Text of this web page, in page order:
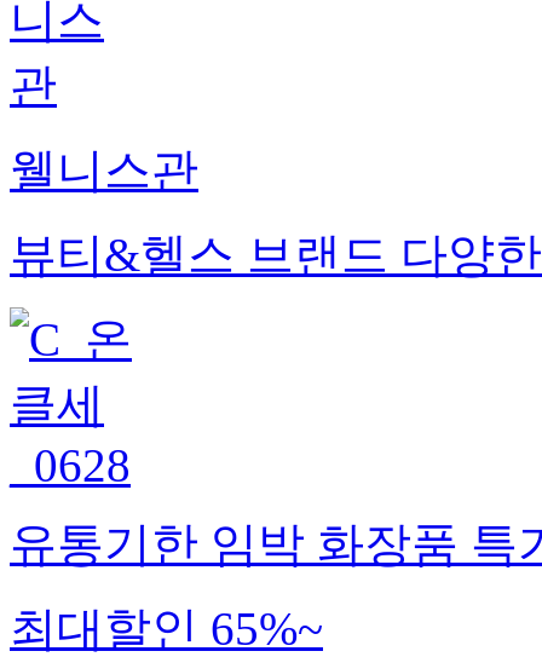
웰니스관
뷰티&헬스 브랜드 다양
유통기한 임박 화장품 특
최대할인 65%~